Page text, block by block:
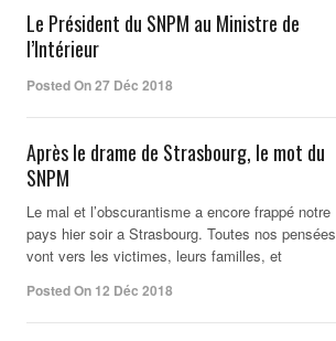
Le Président du SNPM au Ministre de
l’Intérieur
Posted On 27 Déc 2018
Après le drame de Strasbourg, le mot du
SNPM
Le mal et l’obscurantisme a encore frappé notre
pays hier soir a Strasbourg. Toutes nos pensées
vont vers les victimes, leurs familles, et
Posted On 12 Déc 2018